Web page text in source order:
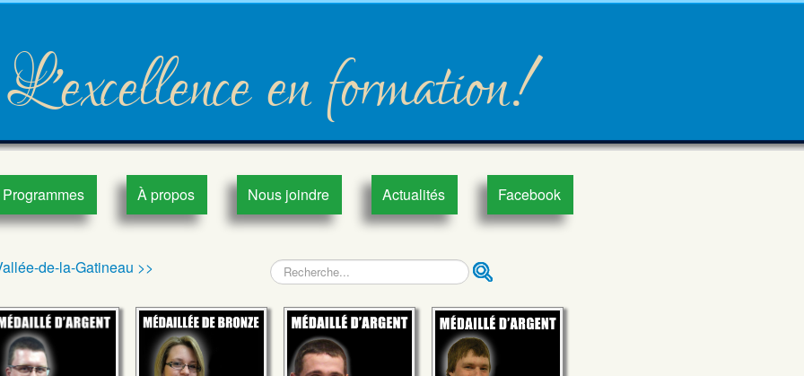
L'excellence en formation!
Programmes À propos Nous joindre Actualités Facebook
de-la-Gatineau >> Recherche